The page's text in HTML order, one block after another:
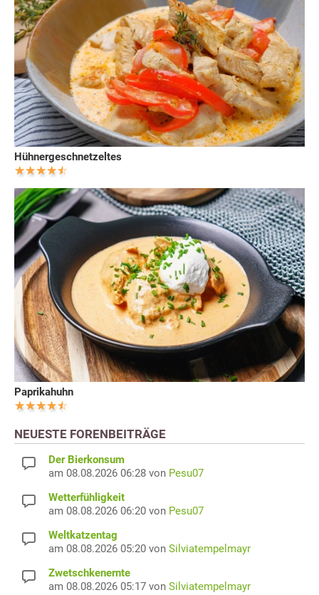
Hühnergeschnetzeltes
Paprikahuhn
NEUESTE FORENBEITRÄGE
Der Bierkonsum
am 08.08.2026 06:28 von Pesu07
Wetterfühligkeit
am 08.08.2026 06:20 von Pesu07
Weltkatzentag
am 08.08.2026 05:20 von Silviatempelmayr
Zwetschkenernte
am 08.08.2026 05:17 von Silviatempelmayr